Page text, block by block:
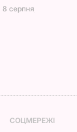
8 серпня, 22.10
СОЦМЕРЕЖІ